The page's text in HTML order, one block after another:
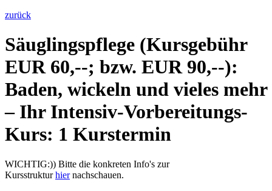
zurück
Säuglingspflege (Kursgebühr
EUR 60,--; bzw. EUR 90,--):
Baden, wickeln und vieles mehr
– Ihr Intensiv-Vorbereitungs-
Kurs: 1 Kurstermin
WICHTIG:)) Bitte die konkreten Info's zur
Kursstrukturhiernachschauen.